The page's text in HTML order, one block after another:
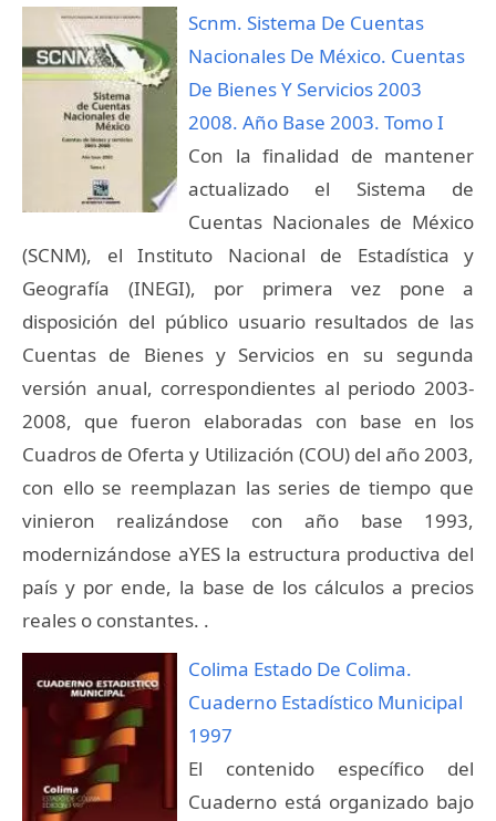
Scnm. Sistema De Cuentas
Nacionales De México. Cuentas
De Bienes Y Servicios 2003
2008. Año Base 2003. Tomo I
Con la finalidad de mantener
actualizado el Sistema de
Cuentas Nacionales de México
(SCNM), el Instituto Nacional de Estadística y
Geografía (INEGI), por primera vez pone a
disposición del público usuario resultados de las
Cuentas de Bienes y Servicios en su segunda
versión anual, correspondientes al periodo 2003-
2008, que fueron elaboradas con base en los
Cuadros de Oferta y Utilización (COU) del año 2003,
con ello se reemplazan las series de tiempo que
vinieron realizándose con año base 1993,
modernizándose aYES la estructura productiva del
país y por ende, la base de los cálculos a precios
reales o constantes. .
Colima Estado De Colima.
Cuaderno Estadístico Municipal
1997
El contenido específico del
Cuaderno está organizado bajo